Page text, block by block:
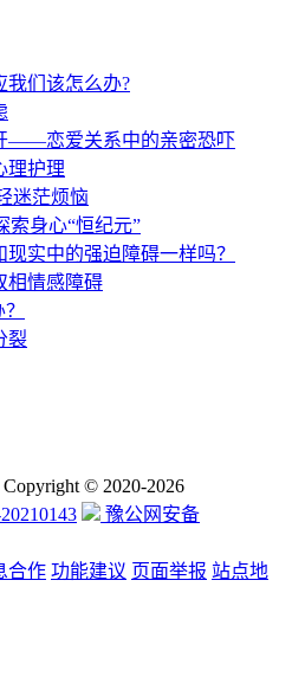
我们该怎么办?
——恋爱关系中的亲密恐吓
理护理
迷茫烦恼
索身心“恒纪元”
现实中的强迫障碍一样吗？
情感障碍
裂
© 2020-2026
豫公网安备
合作 功能建议 页面举报 站点地